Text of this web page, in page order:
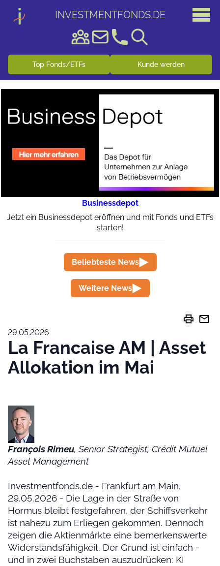
INVESTMENTFONDS.DE
Top Fonds/ETFs Kunde werden
Businessdepot
Jetzt ein Businessdepot eröffnen und mit Fonds und ETFs
starten!
Beliebteste News
Weitere News
print mail
29.05.2026
La Francaise AM | Asset
Allokation im Mai
François Rimeu, Senior Strategist, Crédit Mutuel
Asset Management
Investmentfonds.de - Frankfurt am Main,
29.05.2026 - Die Lage in der Straße von
Hormus bleibt festgefahren, der Schiffsverkehr
ist nahezu zum Erliegen gekommen. Dennoch
zeigen die Aktienmärkte eine bemerkenswerte
Widerstandsfähigkeit. Der Grund ist einfach -
und in zwei Buchstaben auszudrücken: KI